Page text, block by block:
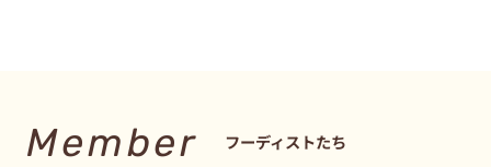
Member フーディストたち